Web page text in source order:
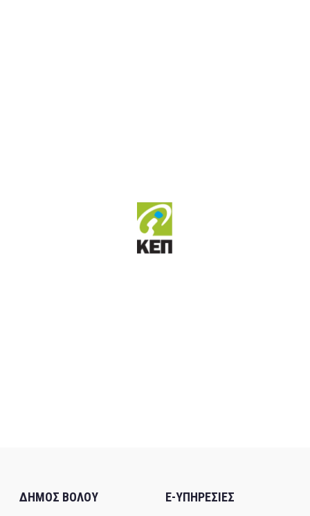
ΔΗΜΟΣ ΒΟΛΟΥ E-ΥΠΗΡΕΣΙΕΣ